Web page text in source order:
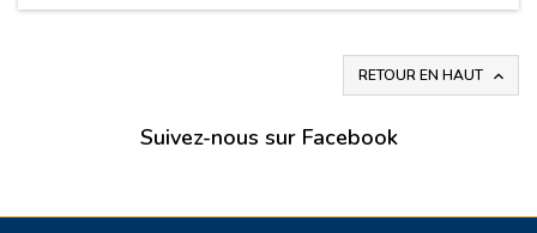
RETOUR EN HAUT 
Suivez-nous sur Facebook